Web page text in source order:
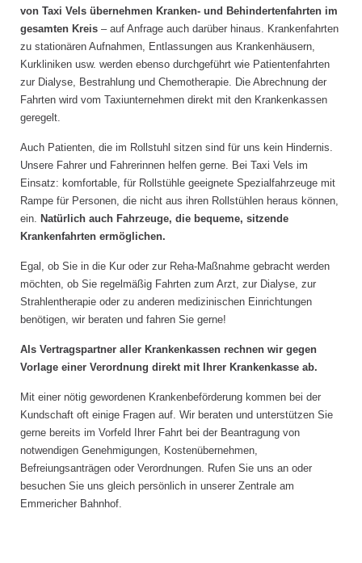
von Taxi Vels übernehmen Kranken- und Behindertenfahrten im
gesamten Kreis – auf Anfrage auch darüber hinaus. Krankenfahrten
zu stationären Aufnahmen, Entlassungen aus Krankenhäusern,
Kurkliniken usw. werden ebenso durchgeführt wie Patientenfahrten
zur Dialyse, Bestrahlung und Chemotherapie. Die Abrechnung der
Fahrten wird vom Taxiunternehmen direkt mit den Krankenkassen
geregelt.
Auch Patienten, die im Rollstuhl sitzen sind für uns kein Hindernis.
Unsere Fahrer und Fahrerinnen helfen gerne. Bei Taxi Vels im
Einsatz: komfortable, für Rollstühle geeignete Spezialfahrzeuge mit
Rampe für Personen, die nicht aus ihren Rollstühlen heraus können,
ein. Natürlich auch Fahrzeuge, die bequeme, sitzende
Krankenfahrten ermöglichen.
Egal, ob Sie in die Kur oder zur Reha-Maßnahme gebracht werden
möchten, ob Sie regelmäßig Fahrten zum Arzt, zur Dialyse, zur
Strahlentherapie oder zu anderen medizinischen Einrichtungen
benötigen, wir beraten und fahren Sie gerne!
Als Vertragspartner aller Krankenkassen rechnen wir gegen
Vorlage einer Verordnung direkt mit Ihrer Krankenkasse ab.
Mit einer nötig gewordenen Krankenbeförderung kommen bei der
Kundschaft oft einige Fragen auf. Wir beraten und unterstützen Sie
gerne bereits im Vorfeld Ihrer Fahrt bei der Beantragung von
notwendigen Genehmigungen, Kostenübernehmen,
Befreiungsanträgen oder Verordnungen. Rufen Sie uns an oder
besuchen Sie uns gleich persönlich in unserer Zentrale am
Emmericher Bahnhof.